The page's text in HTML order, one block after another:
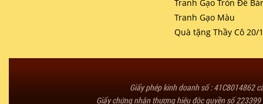
Tranh Gạo Tròn Để
Tranh Gạo Màu
Quà tặng Thầy Cô 20/
Giấy phép kinh doanh số : 41C8014862
Giấy chứng nhận thương hiệu độc quyền số